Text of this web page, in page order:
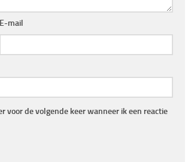
E-mail
voor de volgende keer wanneer ik een reactie